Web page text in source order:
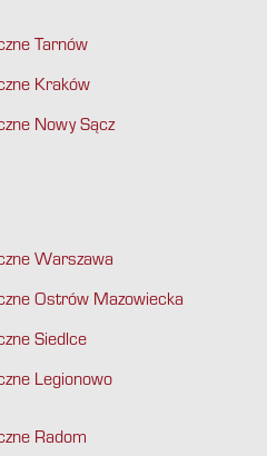
Tarnów
Kraków
Nowy Sącz
Warszawa
Ostrów Mazowiecka
Siedlce
Legionowo
Radom